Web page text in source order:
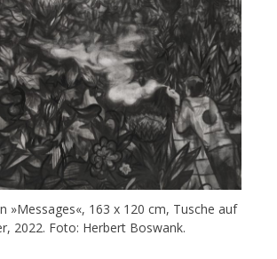
»Messages«, 163 x 120 cm, Tusche auf
2022. Foto: Herbert Boswank.